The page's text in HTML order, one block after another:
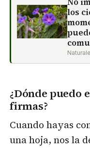
los
¿Dónde puedo
firmas?
Cuando hayas
una hoja, nos la